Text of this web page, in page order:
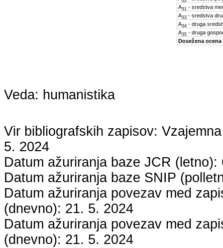
A31 - sredstva
A33- sredstva
A34 - druga
A35- druga
Dosežena ocena
Veda: humanistika
Vir bibliografskih zapisov:
5. 2024
Datum ažuriranja baze JCR (letno):
Datum ažuriranja baze SNIP
Datum ažuriranja povezav med
(dnevno): 21. 5. 2024
Datum ažuriranja povezav med
(dnevno): 21. 5. 2024